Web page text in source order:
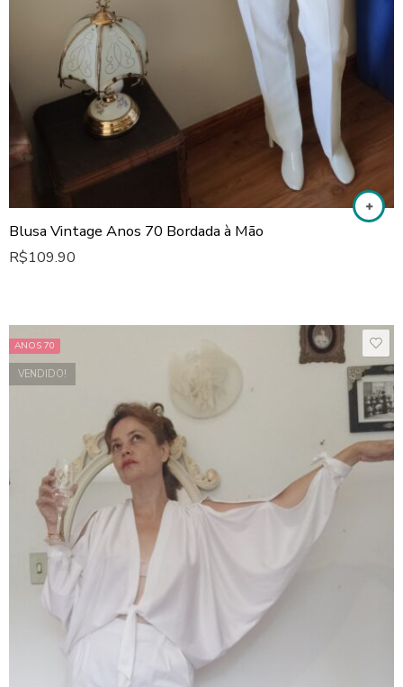
Blusa Vintage Anos 70 Bordada à Mão
R$109.90
ANOS 70
VENDIDO!